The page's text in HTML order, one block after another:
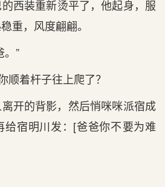
西‌装重新烫平了，他起身，服
重，风度翩翩。
。”
顺着杆子往上爬了？
开的背影，然后‌悄咪咪派宿成
给宿明川发：[爸爸你不‌要为难